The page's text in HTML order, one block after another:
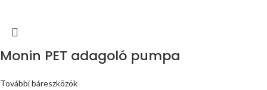
Monin PET adagoló pumpa
További báreszközök